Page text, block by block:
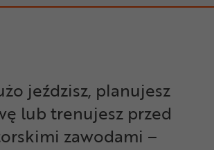
jeździsz, planujesz
lub trenujesz przed
zawodami –